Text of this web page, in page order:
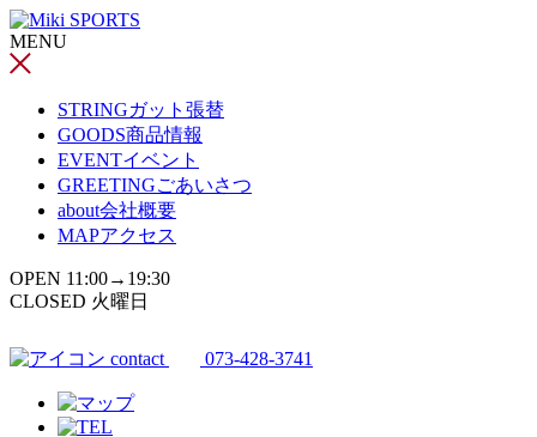
コ
ン
テ
MENU
STRINGガット張替
GOODS商品情報
EVENTイベント
GREETINGごあいさつ
about会社概要
MAPアクセス
OPEN 11:00→19:30
CLOSED 火曜日
contact 073-428-3741